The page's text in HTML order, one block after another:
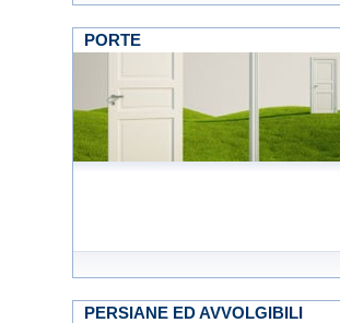
PORTE
PERSIANE ED AVVOLGIBILI